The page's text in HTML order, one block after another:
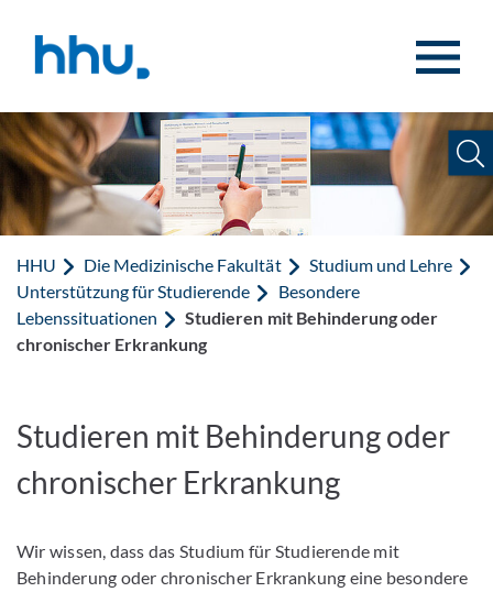
HHU Die Medizinische Fakultät
Studium und Lehre
Unterstützung für Studierende
Besondere
Lebenssituationen
Studieren mit Behinderung oder
chronischer Erkrankung
Studieren mit Behinderung oder
chronischer Erkrankung
Wir wissen, dass das Studium für Studierende mit
Behinderung oder chronischer Erkrankung eine besondere